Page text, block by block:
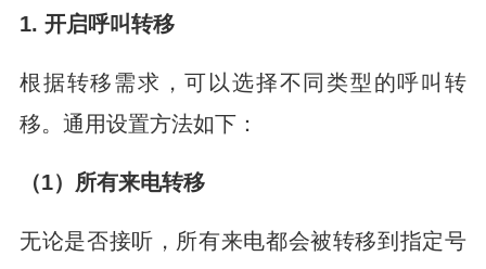
1. 开启呼叫转移
根据转移需求，可以选择不同类型的呼叫转
移。通用设置方法如下：
（1）所有来电转移
无论是否接听，所有来电都会被转移到指定号